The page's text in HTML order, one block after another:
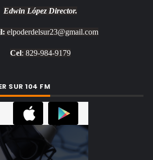
Edwin López Director.
elpoderdelsur23@gmail.com
Cel: 829-984-9179
SUR 104 FM